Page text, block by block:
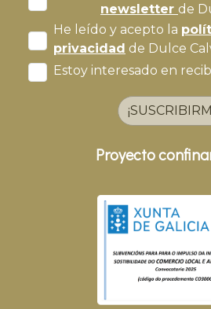
newsletter de
He leído y acepto la
privacidad de Dulce
Estoy interesado en
Proyecto